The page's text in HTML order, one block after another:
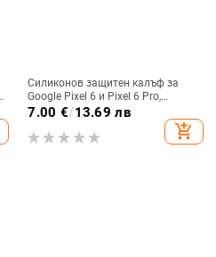
Силиконов защитен калъф за
Google Pixel 6 и Pixel 6 Pro,
съвместим с Pixel 7a, пълна
7.00 €/13.69 лв
add_shopping_cart